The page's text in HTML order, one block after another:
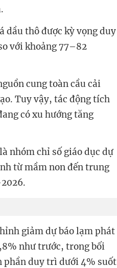
dầu thô được kỳ vọng duy
với khoảng 77–82
cung toàn cầu cải
Tuy vậy, tác động tích
có xu hướng tăng
nhóm chỉ số giáo dục dự
từ mầm non đến trung
giảm dự báo lạm phát
như trước, trong bối
phần duy trì dưới 4% suốt